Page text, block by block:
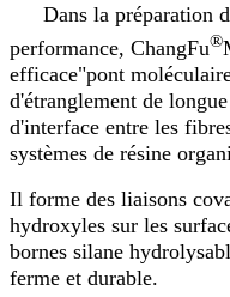
Dans la préparation
performance, ChangFu®
efficace"pont
d'étranglement de
d'interface entre les
systèmes de résine
Il forme des liaisons
hydroxyles sur les
bornes silane
ferme et durable.